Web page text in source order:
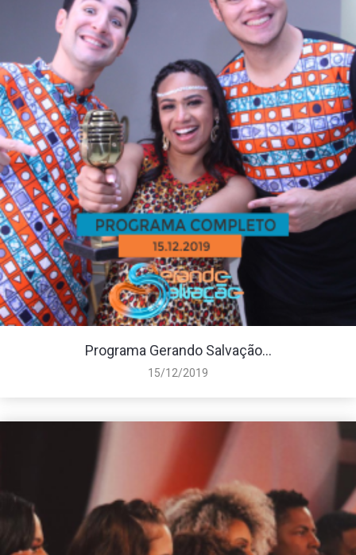
Programa Gerando Salvação...
15/12/2019